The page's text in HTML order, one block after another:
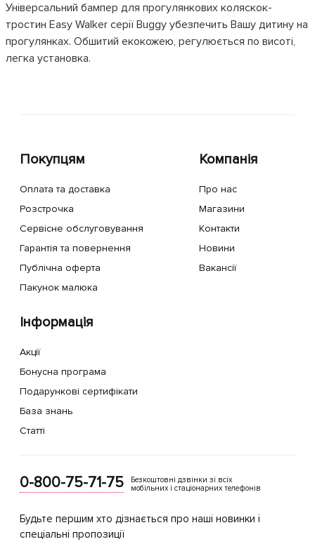
Універсальний бампер для прогулянкових коляскок-
тростин Easy Walker серії Buggy убезпечить Вашу дитину на
прогулянках. Обшитий екокожею, регулюється по висоті,
легка установка.
Покупцям
Оплата та доставка
Розстрочка
Сервісне обслуговування
Гарантія та повернення
Публічна оферта
Пакунок малюка
Компанія
Про нас
Магазини
Контакти
Новини
Вакансії
Інформація
Акції
Бонусна програма
Подарункові сертифікати
База знань
Статті
0-800-75-71-75
Безкоштовні дзвінки зі всіх
мобільних і стаціонарних телефонів
Будьте першим хто дізнається про наші новинки і
спеціальні пропозиції